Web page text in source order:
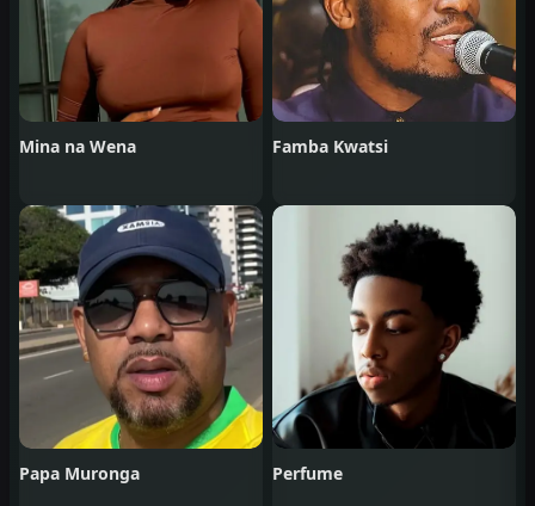
Mina na Wena Famba Kwatsi
Papa Muronga Perfume